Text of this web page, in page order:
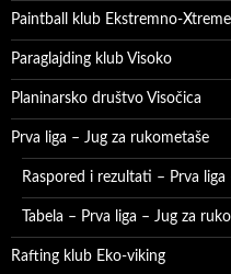
Paintball klub Ekstremno-Xtreme
Paraglajding klub Visoko
Planinarsko društvo Visočica
Prva liga – Jug za rukometaše
Raspored i rezultati – Prva
Tabela – Prva liga – Jug za
Rafting klub Eko-viking